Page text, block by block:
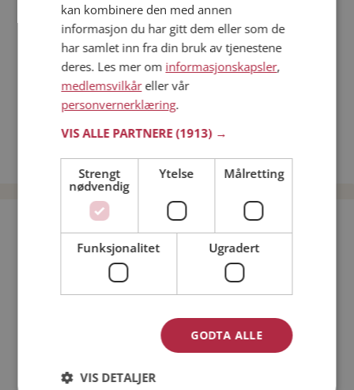
Dating på mobilen
Dating på Møteplassen
Nettdatingtips
Match Making på Møteplassen
Single synes
Date kvinner i Norge
Date menn i Norge
Bli medlem gratis!
Kvinne
kan kombinere den med annen
informasjon du har gitt dem eller som de
har samlet inn fra din bruk av tjenestene
deres. Les mer om informasjonskapsler,
medlemsvilkåreller vår
personvernerklæring.
VIS ALLE PARTNERE(1913) →
Strengt
nødvendig
Ytelse Målretting
Funksjonalitet Ugradert
GODTA ALLE
VIS DETALJER